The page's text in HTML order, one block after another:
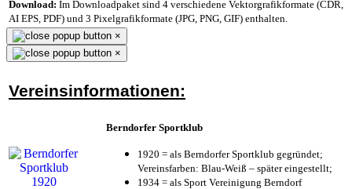
Download: Im Downloadpaket sind 4 verschiedene Vektorgrafikformate (CDR,
AI EPS, PDF) und 3 Pixelgrafikformate (JPG, PNG, GIF) enthalten.
×
×
Vereinsinformationen:
Berndorfer Sportklub
1920 = als Berndorfer Sportklub gegründet;
Vereinsfarben: Blau-Weiß – später eingestellt;
1934 = als Sport Vereinigung Berndorf